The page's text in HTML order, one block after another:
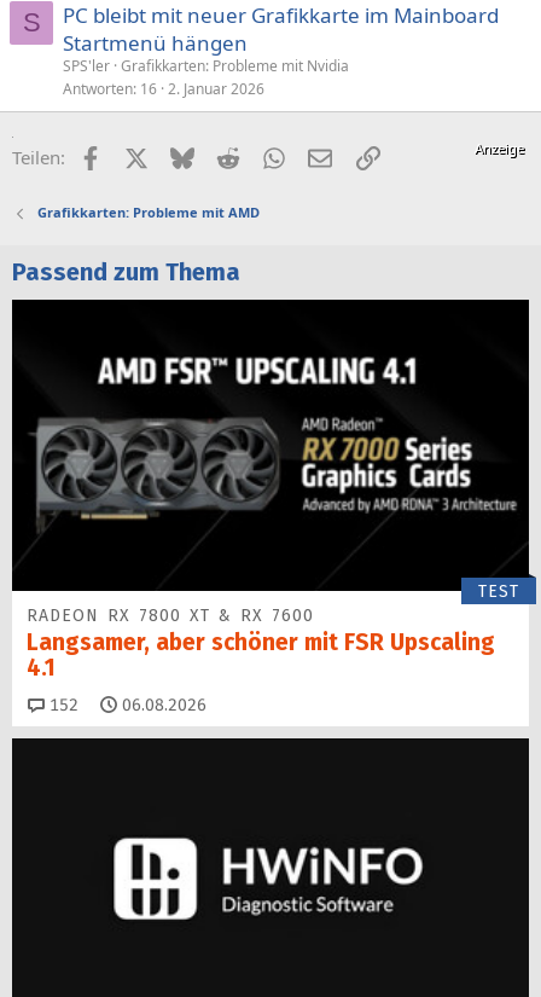
S
PC bleibt mit neuer Grafikkarte im Mainboard
Startmenü hängen
SPS'ler Grafikkarten: Probleme mit Nvidia
Antworten 16 2. Januar 2026
Teilen: FacebookX (Twitter)
BlueskyRedditWhatsApp
E-MailLink
Grafikkarten: Probleme mit AMD
Passend zum Thema
TEST
RADEON RX 7800 XT & RX 7600
Langsamer, aber schöner mit FSR Upscaling
4.1
152 Kommentare
06.08.2026